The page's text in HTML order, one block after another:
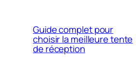
Guide complet pour
choisir la meilleure tente
de réception